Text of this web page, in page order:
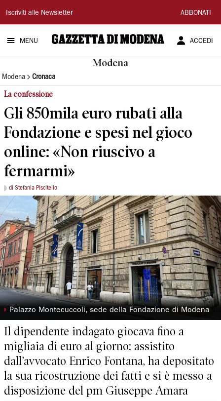
Gazzetta
di
Modena
Iscriviti alle Newsletter ABBONATI
MENU ACCEDI
Modena
Modena Cronaca
La confessione
Gli 850mila euro rubati alla
Fondazione e spesi nel gioco
online: «Non riuscivo a
fermarmi»
di Stefania Piscitello
◗ Palazzo Montecuccoli, sede della Fondazione di Modena
Il dipendente indagato giocava fino a
migliaia di euro al giorno: assistito
dall’avvocato Enrico Fontana, ha depositato
la sua ricostruzione dei fatti e si è messo a
disposizione del pm Giuseppe Amara